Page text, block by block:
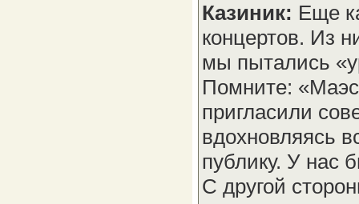
Казиник: Еще
концертов. Из
мы пытались
Помните:
пригласили
вдохновляясь
публику. У нас
С другой